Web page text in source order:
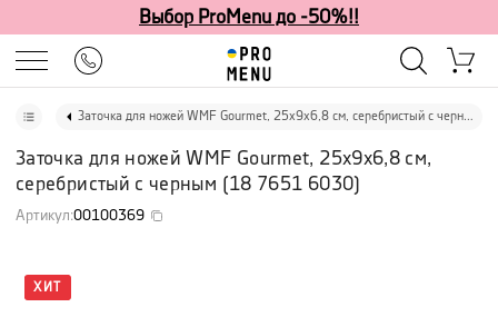
Выбор ProMenu до -50%!!
Заточка для ножей WMF Gourmet, 25х9х6,8 см, серебристый с черным
Заточка для ножей WMF Gourmet, 25х9х6,8 см,
серебристый с черным (18 7651 6030)
Артикул:00100369
ХИТ